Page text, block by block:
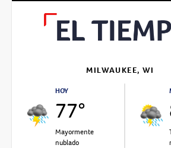
MILWAUKEE, WI
HOY
77°
Mayormente
nublado